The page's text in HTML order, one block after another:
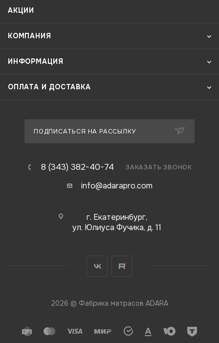
АКЦИИ
КОМПАНИЯ
ИНФОРМАЦИЯ
ОПЛАТА И ДОСТАВКА
ПОДПИСАТЬСЯ НА РАССЫЛКУ
8 (343) 382-40-74 ЗАКАЗАТЬ ЗВОНОК
info@adarapro.com
г. Екатеринбург,
ул. Юлиуса Фучика, д. 11
2026 © Фабрика матрасов ADARA